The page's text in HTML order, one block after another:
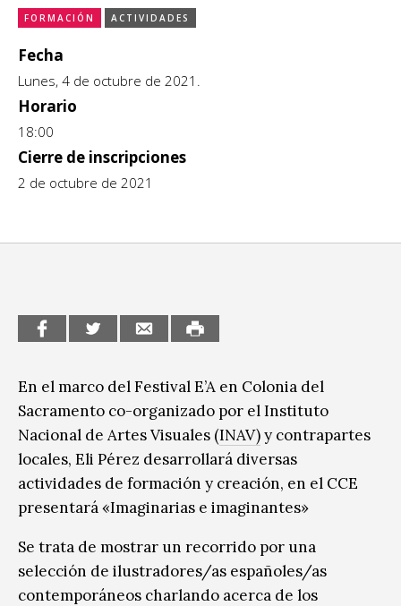
CCE en el interior/libros
Espacio itinerante de lectura infantil
Exposiciones
Formación
Género y Diversidad
Infantil y Juvenil
Sin categoría
FORMACIÓN ACTIVIDADES
Fecha
Lunes, 4 de octubre de 2021.
Horario
18:00
Cierre de inscripciones
2 de octubre de 2021
En el marco del Festival E’A en Colonia del
Sacramento co-organizado por el Instituto
Nacional de Artes Visuales (INAV)y contrapartes
locales, Eli Pérez desarrollará diversas
actividades de formación y creación, en el CCE
presentará «Imaginarias e imaginantes»
Se trata de mostrar un recorrido por una
selección de ilustradores/as españoles/as
contemporáneos charlando acerca de los